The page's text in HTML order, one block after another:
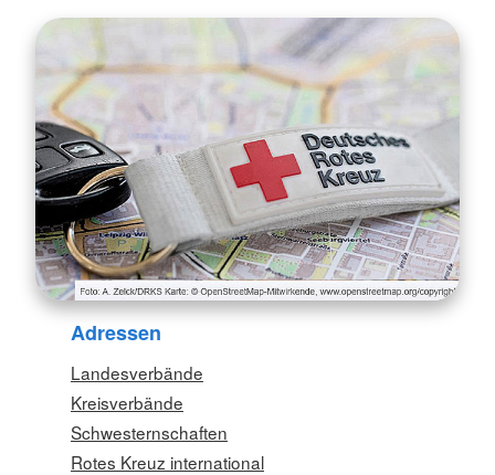
Adressen
Landesverbände
Kreisverbände
Schwesternschaften
Rotes Kreuz international